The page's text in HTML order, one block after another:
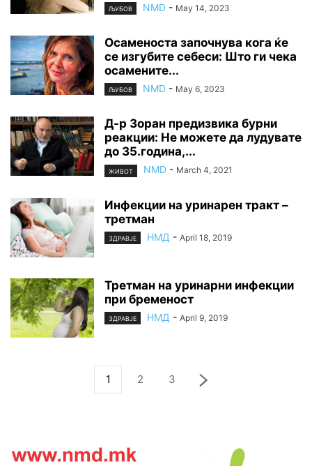
ЉУБОВ NMD - May 14, 2023
Осаменоста започнува кога ќе
се изгубите себеси: Што ги чека
осамените...
ЉУБОВ NMD - May 6, 2023
Д-р Зоран предизвика бурни
реакции: Не можете да лудувате
до 35.година,...
ЖИВОТ NMD - March 4, 2021
Инфекции на уринарен тракт –
третман
ЗДРАВЈЕ НМД - April 18, 2019
Третман на уринарни инфекции
при бременост
ЗДРАВЈЕ НМД - April 9, 2019
1 2 3